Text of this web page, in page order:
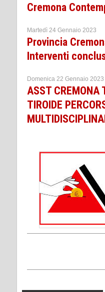
Cremona
Martedì 24 Gennaio 2023
Provincia
Interventi
Domenica 22 Gennaio 2023
ASST CREMONA
TIROIDE